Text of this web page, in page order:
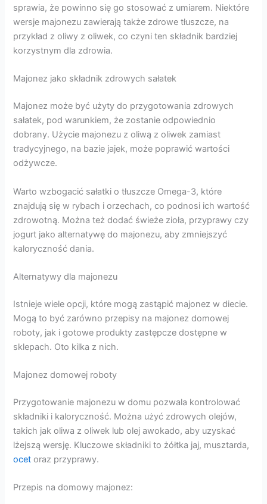
sprawia, że powinno się go stosować z umiarem. Niektóre
wersje majonezu zawierają także zdrowe tłuszcze, na
przykład z oliwy z oliwek, co czyni ten składnik bardziej
korzystnym dla zdrowia.
Majonez jako składnik zdrowych sałatek
Majonez może być użyty do przygotowania zdrowych
sałatek, pod warunkiem, że zostanie odpowiednio
dobrany. Użycie majonezu z oliwą z oliwek zamiast
tradycyjnego, na bazie jajek, może poprawić wartości
odżywcze.
Warto wzbogacić sałatki o tłuszcze Omega-3, które
znajdują się w rybach i orzechach, co podnosi ich wartość
zdrowotną. Można też dodać świeże zioła, przyprawy czy
jogurt jako alternatywę do majonezu, aby zmniejszyć
kaloryczność dania.
Alternatywy dla majonezu
Istnieje wiele opcji, które mogą zastąpić majonez w diecie.
Mogą to być zarówno przepisy na majonez domowej
roboty, jak i gotowe produkty zastępcze dostępne w
sklepach. Oto kilka z nich.
Majonez domowej roboty
Przygotowanie majonezu w domu pozwala kontrolować
składniki i kaloryczność. Można użyć zdrowych olejów,
takich jak oliwa z oliwek lub olej awokado, aby uzyskać
lżejszą wersję. Kluczowe składniki to żółtka jaj, musztarda,
ocet oraz przyprawy.
Przepis na domowy majonez: